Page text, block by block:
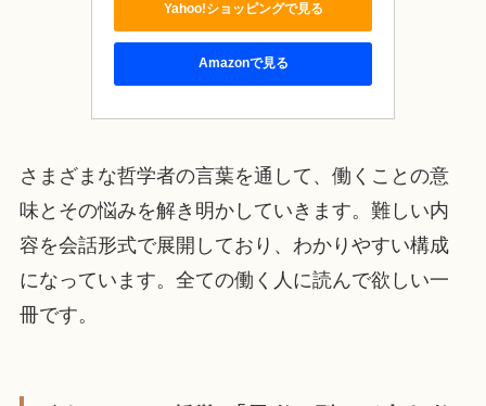
Yahoo!ショッピングで見る
Amazonで見る
さまざまな哲学者の言葉を通して、働くことの意
味とその悩みを解き明かしていきます。難しい内
容を会話形式で展開しており、わかりやすい構成
になっています。全ての働く人に読んで欲しい一
冊です。